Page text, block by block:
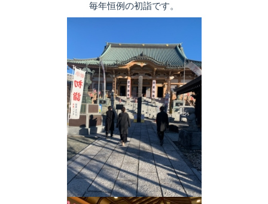
毎年恒例の初詣です。